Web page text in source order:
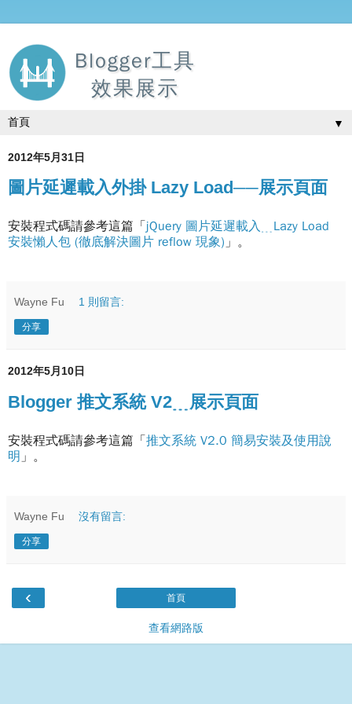
Blogger工具
效果展示
▼
2012年5月31日
圖片延遲載入外掛 Lazy Load──展示頁面
安裝程式碼請參考這篇「jQuery 圖片延遲載入﹍Lazy Load
安裝懶人包 (徹底解決圖片 reflow 現象) 」。
Wayne Fu 1 則留言:
分享
2012年5月10日
Blogger 推文系統 V2﹍展示頁面
安裝程式碼請參考這篇「推文系統 V2.0 簡易安裝及使用說
明 」。
Wayne Fu 沒有留言:
分享
‹ 首頁
查看網路版